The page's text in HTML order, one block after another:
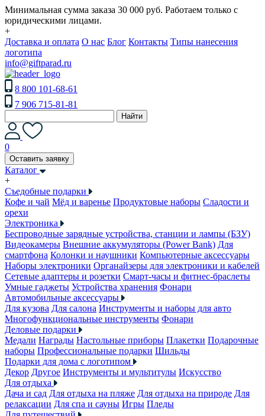
Минимальная сумма заказа 30 000 руб. Работаем только с
юридическими лицами.
+
Доставка и оплата О нас Блог Контакты Типы нанесения
логотипа
info@giftparad.ru
8 800 101-68-61
7 906 715-81-81
Найти
0
Оставить заявку
Каталог
+
Съедобные подарки
Кофе и чай Мёд и варенье Продуктовые наборы Сладости и
орехи
Электроника
Беспроводные зарядные устройства, станции и лампы (БЗУ)
Видеокамеры Внешние аккумуляторы (Power Bank) Для
смартфона Колонки и наушники Компьютерные аксессуары
Наборы электроники Органайзеры для электроники и кабелей
Сетевые адаптеры и розетки Смарт-часы и фитнес-браслеты
Умные гаджеты Устройства хранения Фонари
Автомобильные аксессуары
Для кузова Для салона Инструменты и наборы для авто
Многофункциональные инструменты Фонари
Деловые подарки
Медали Награды Настольные приборы Плакетки Подарочные
наборы Профессиональные подарки Шильды
Подарки для дома с логотипом
Декор Другое Инструменты и мультитулы Искусство
Для отдыха
Дача и сад Для отдыха на пляже Для отдыха на природе Для
релаксации Для спа и сауны Игры Пледы